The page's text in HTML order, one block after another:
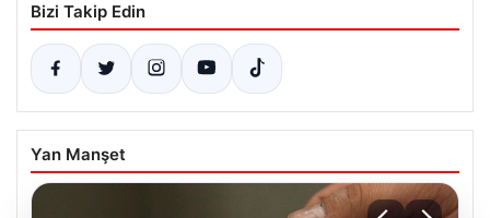
Bizi Takip Edin
Yan Manşet